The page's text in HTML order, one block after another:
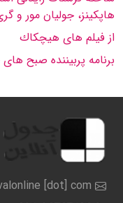
هاپكینز، جولیان مور و
از فیلم هاى هیچكاك
برنامه پربیننده صبح
[dot] com